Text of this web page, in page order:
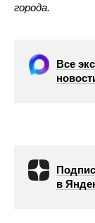
города.
Все
в